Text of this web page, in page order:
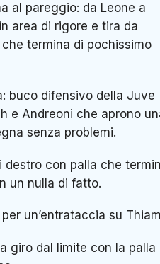
al pareggio: da Leone a
area di rigore e tira da
termina di pochissimo
buco difensivo della Juve
e Andreoni che aprono
senza problemi.
destro con palla che
un nulla di fatto.
un’entrataccia su
giro dal limite con la palla